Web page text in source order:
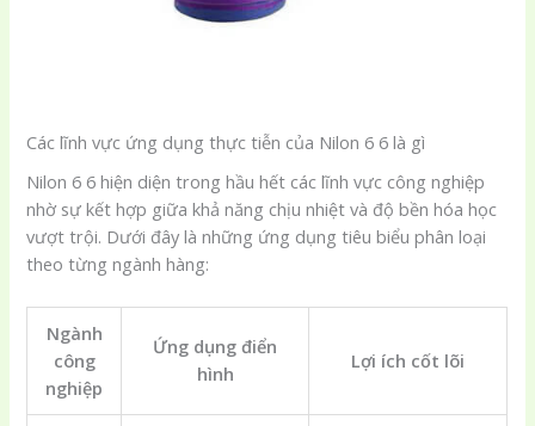
Các lĩnh vực ứng dụng thực tiễn của Nilon 6 6 là gì
Nilon 6 6 hiện diện trong hầu hết các lĩnh vực công nghiệp
nhờ sự kết hợp giữa khả năng chịu nhiệt và độ bền hóa học
vượt trội. Dưới đây là những ứng dụng tiêu biểu phân loại
theo từng ngành hàng:
Ngành
công
nghiệp
Ứng dụng điển
hình
Lợi ích cốt lõi